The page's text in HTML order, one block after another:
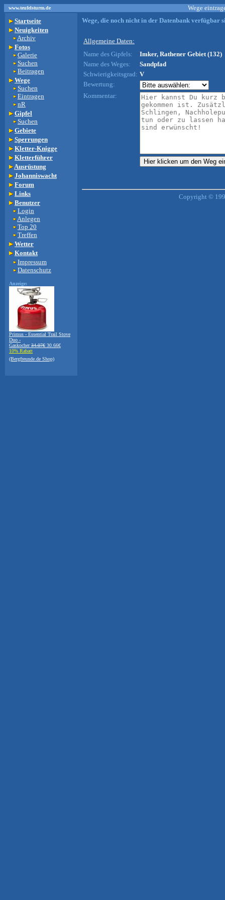
www.teufelsturm.de
Wege
Startseite
Neuigkeiten
Archiv
Fotos
Galerie
Suchen
Beitragen
Wege
Suchen
Eintragen
nR
Gipfel
Suchen
Gebiete
Sperrungen
Kletter-Knigge
Kletterführer
Ausrüstung
Johanniswacht
Forum
Links
Benutzer
Login
Anlegen
Top 20
Treffen
Wetter
Kontakt
Impressum
Datenschutz
Anzeige:
Primus - Essential Trail Stove
Duo -
Gaskocher34.07€ 30.66€
10% Rabatt
(Bergfreunde.de Shop)
Wege, die noch nicht in der Datenbank verfügbar
Allgemeine Daten:
Name des Gipfels:
Imker, Rathener Gebiet (132)
Name des Weges:
Sandpfad
Schwierigkeitsgrad: V
Bewertung:
Kommentar:
Copyright ©